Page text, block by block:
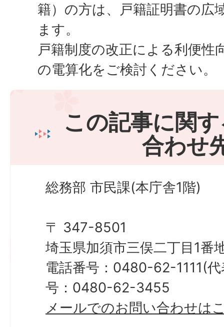
籍）の方は、戸籍証明書の広
ます。
戸籍制度の改正による利便性
の電算化をご検討ください。
この記事に関
合わせ
総務部 市民課(本庁舎1階)
〒 347-8501
埼玉県加須市三俣二丁目1番
電話番号：0480-62-1111(
号：0480-62-3455
メールでのお問い合わせは